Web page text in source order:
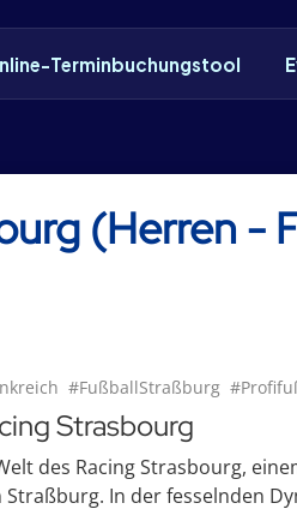
Terminbuchungstool
(Herren -
#FußballStraßburg
Strasbourg
des Racing Strasbourg,
In der fesselnden